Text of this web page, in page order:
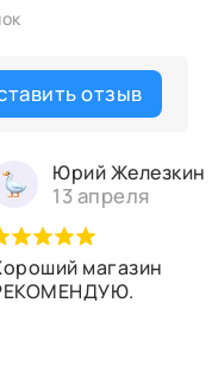
отзыв
Юрий Железкин
13 апреля
магазин